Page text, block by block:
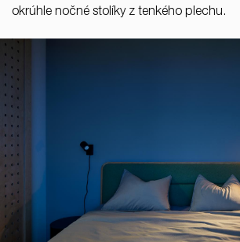
okrúhle nočné stolíky z tenkého plechu.